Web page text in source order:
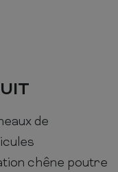
de
chêne poutre